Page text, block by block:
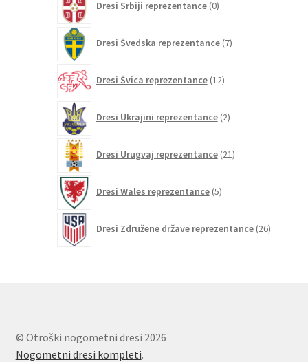
Dresi Srbiji reprezentance 0izdelkov
Dresi Švedska reprezentance 7izdelkov
Dresi Švica reprezentance 12izdelkov
Dresi Ukrajini reprezentance 2izdelka
Dresi Urugvaj reprezentance 21izdelkov
Dresi Wales reprezentance 5izdelkov
Dresi Združene države reprezentance 26izdelkov
© Otroški nogometni dresi 2026
Nogometni dresi kompleti.